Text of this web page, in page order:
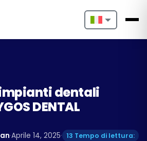
Nederlands
Français
Português
dentali
DENTAL
·Aprile 14, 2025· 13 Tempo di lettura: